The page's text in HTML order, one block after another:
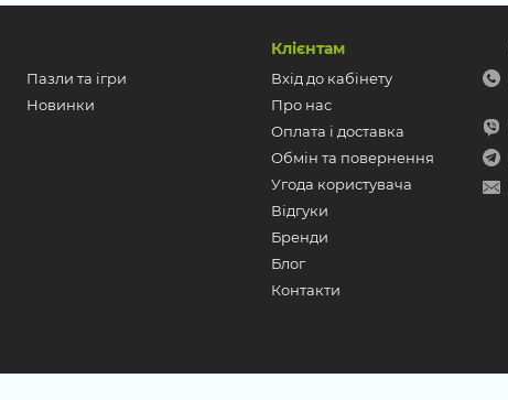
Пазли та ігри
Новинки
Клієнтам
Вхід до кабінету
Про нас
Оплата і доставка
Обмін та повернення
Угода користувача
Відгуки
Бренди
Блог
Контакти